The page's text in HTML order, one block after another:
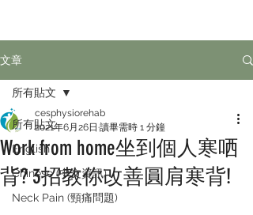
文章
所有貼文
English
Chinese (中文資訊)
Neck Pain (頸痛問題)
所有貼文
Work from home坐到個人寒哂
背? 3招教你改善圓肩寒背!
cesphysiorehab
2021年6月26日 讀畢需時 1 分鐘